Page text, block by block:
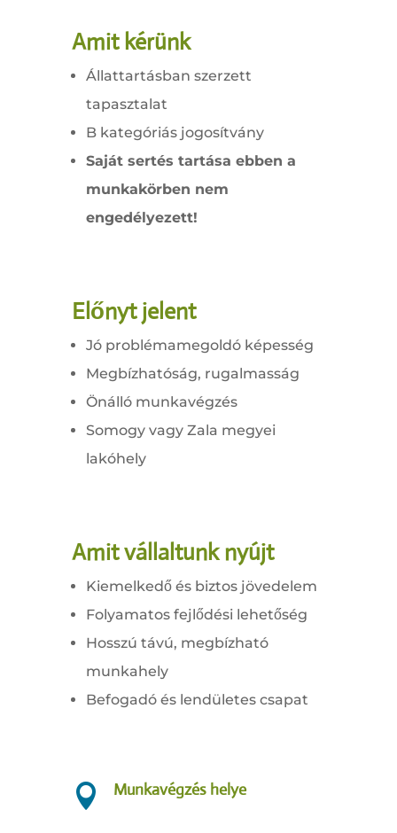
Amit kérünk
Állattartásban szerzett
tapasztalat
B kategóriás jogosítvány
Saját sertés tartása ebben a
munkakörben nem
engedélyezett!
Előnyt jelent
Jó problémamegoldó képesség
Megbízhatóság, rugalmasság
Önálló munkavégzés
Somogy vagy Zala megyei
lakóhely
Amit vállaltunk nyújt
Kiemelkedő és biztos jövedelem
Folyamatos fejlődési lehetőség
Hosszú távú, megbízható
munkahely
Befogadó és lendületes csapat
 Munkavégzés helye